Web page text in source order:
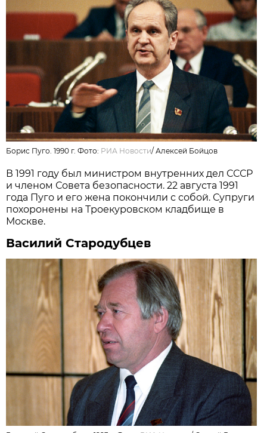
Борис Пуго. 1990 г. Фото: РИА Новости/Алексей Бойцов
В 1991 году был министром внутренних дел СССР
и членом Совета безопасности. 22 августа 1991
года Пуго и его жена покончили с собой. Супруги
похоронены на Троекуровском кладбище в
Москве.
Василий Стародубцев